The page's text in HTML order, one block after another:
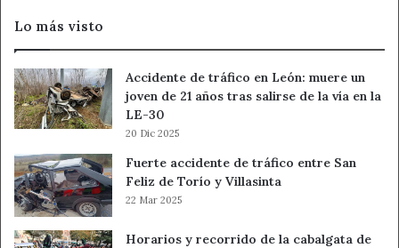
Lo más visto
Accidente de tráfico en León: muere un
joven de 21 años tras salirse de la vía en la
LE-30
20 Dic 2025
Fuerte accidente de tráfico entre San
Feliz de Torío y Villasinta
22 Mar 2025
Horarios y recorrido de la cabalgata de